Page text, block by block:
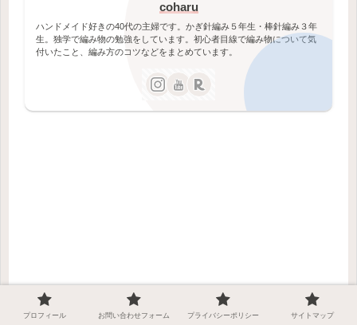
coharu
ハンドメイド好きの40代の主婦です。かぎ針編み５年生・棒針編み３年
生。独学で編み物の勉強をしています。初心者目線で編み物について気
付いたこと、編み方のコツなどをまとめています。
プロフィール お問い合わせフォーム プライバシーポリシー サイトマップ